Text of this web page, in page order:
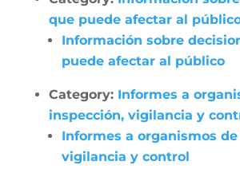
que puede afectar al
Información sobre
puede afectar al público
Category: Informes a
inspección, vigilancia y
Informes a organismos
vigilancia y control